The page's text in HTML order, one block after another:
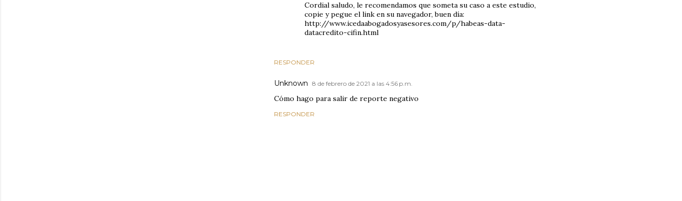
RESPONDER
Cordial saludo, le recomendamos que someta su caso a este estudio,
copie y pegue el link en su navegador, buen día:
http://www.icedaabogadosyasesores.com/p/habeas-data-
datacredito-cifin.html
Unknown 8 de febrero de 2021 a las 4:56 p.m.
Cómo hago para salir de reporte negativo
RESPONDER